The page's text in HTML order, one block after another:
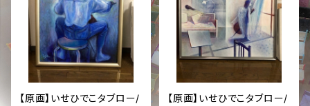
【原画】いせひでこタブロー/
【原画】いせひでこタブロー/